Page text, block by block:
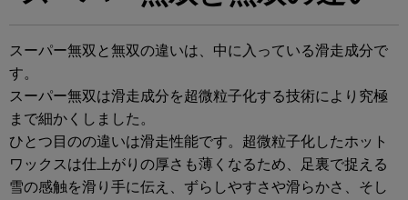
スーパー無双と無双の違いは、中に入っている滑走成分で
す。
スーパー無双は滑走成分を超微粒子化する技術により究極
まで細かくしました。
ひとつ目のの違いは滑走性能です。超微粒子化したホット
ワックスは仕上がりの厚さも薄くなるため、足裏で捉える
雪の感触を滑り手に伝え、ずらしやすさや滑らかさ、そし